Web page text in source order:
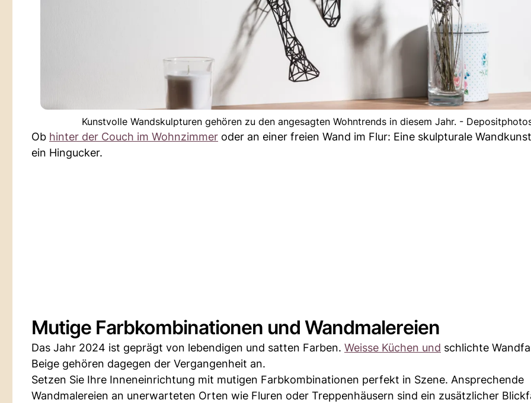
Kunstvolle Wandskulpturen gehören zu den angesagten Wohntrends in diesem Jahr. -
Ob hinter der Couch im Wohnzimmer oder an einer freien Wand im Flur: Eine skulpturale
ein Hingucker.
Mutige Farbkombinationen und Wandmalereien
Das Jahr 2024 ist geprägt von lebendigen und satten Farben. Weisse Küchen und schlichte
Beige gehören dagegen der Vergangenheit an.
Setzen Sie Ihre Inneneinrichtung mit mutigen Farbkombinationen perfekt in Szene. Ansprechende
Wandmalereien an unerwarteten Orten wie Fluren oder Treppenhäusern sind ein zusätzlicher